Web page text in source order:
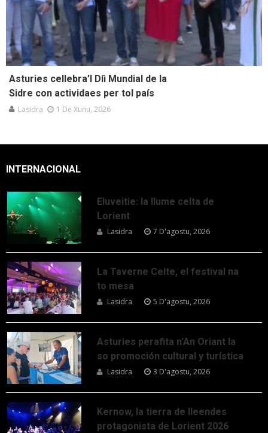
Asturies cellebra’l Díi Mundial de la
Sidre con actividaes per tol país
Lasidra 1 De Xunu, 2026
INTERNACIONAL
Eluveitie: la llume celta de
Lorient
Lasidra 7 D'agostu, 2026
La Taverne Celte, el festival na
to mesa
Lasidra 5 D'agostu, 2026
Asturies perafita n’An Oriant la
so promoción cultural y turística
Lasidra 3 D'agostu, 2026
Kernow, la tierra de lleendes
protagonista de Lorient 2026